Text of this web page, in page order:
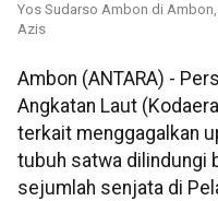
Yos Sudarso Ambon di
Azis
Ambon (ANTARA) -
Angkatan Laut
terkait menggagalkan
tubuh satwa dilindungi
sejumlah senjata di